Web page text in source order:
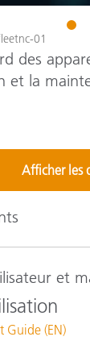
1
01
des
et la
Afficher les
et
Guide (EN)